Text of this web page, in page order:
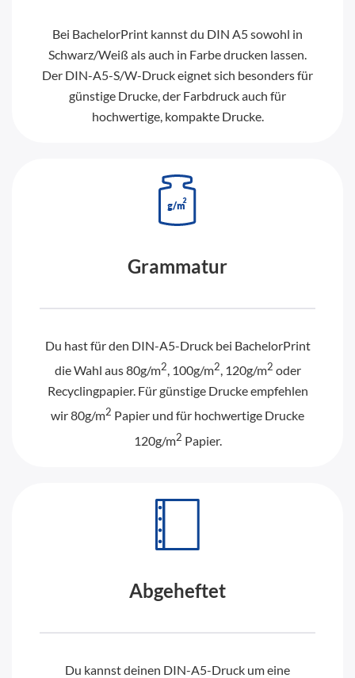
Bei BachelorPrint kannst du DIN A5 sowohl in
Schwarz/Weiß als auch in Farbe drucken lassen.
Der DIN-A5-S/W-Druck eignet sich besonders für
günstige Drucke, der Farbdruck auch für
hochwertige, kompakte Drucke.
Grammatur
Du hast für den DIN-A5-Druck bei BachelorPrint
die Wahl aus 80g/m2, 100g/m2, 120g/m2 oder
Recyclingpapier. Für günstige Drucke empfehlen
wir 80g/m2 Papier und für hochwertige Drucke
120g/m2 Papier.
Abgeheftet
Du kannst deinen DIN-A5-Druck um eine